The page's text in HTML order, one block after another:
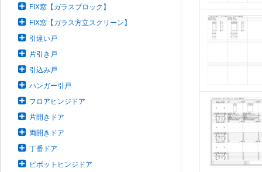
FIX窓【ガラスブロック】
FIX窓【ガラス方立スクリーン】
引違い戸
片引き戸
引込み戸
ハンガー引戸
フロアヒンジドア
片開きドア
両開きドア
丁番ドア
ピボットヒンジドア